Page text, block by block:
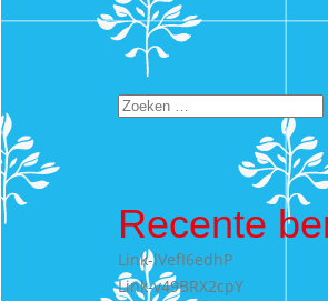
Zoeken
Recente
Link-lVefI6edhP
Link-v49BRX2cpY